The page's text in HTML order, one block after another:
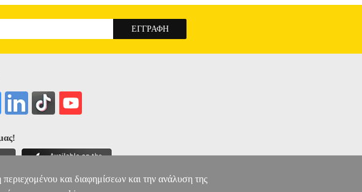
και διαφημίσεων και την ανάλυση της